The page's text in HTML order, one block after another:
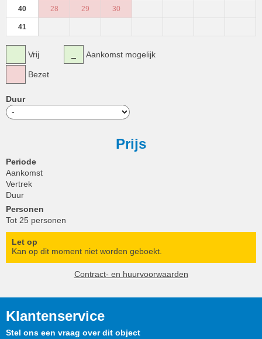
40 28 29 30
41
Vrij
Bezet
Aankomst mogelijk
Duur
Prijs
Periode
Aankomst
Vertrek
Duur
Personen
Tot 25 personen
Let op
Kan op dit moment niet worden geboekt.
Contract- en huurvoorwaarden
Klantenservice
Stel ons een vraag over dit object